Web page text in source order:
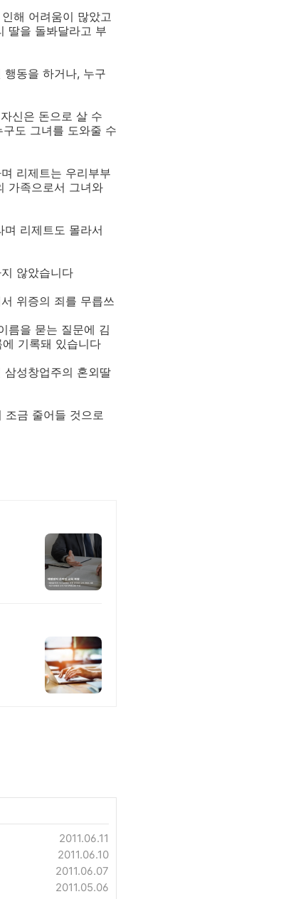
해 어려움이 많았고
딸을 돌봐달라고 부
동을 하거나, 누구
신은 돈으로 살 수
도 그녀를 도와줄 수
리제트는 우리부부
가족으로서 그녀와
리제트도 몰라서
않았습니다
위증의 죄를 무릅쓰
름을 묻는 질문에 김
기록돼 있습니다
성창업주의 혼외딸
조금 줄어들 것으로
2011.06.11
2011.06.10
2011.06.07
2011.05.06